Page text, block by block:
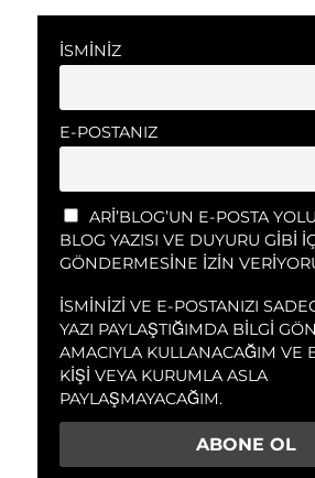
İSMINIZ
E-POSTANIZ
ARI’BLOG’UN E-POSTA
BLOG YAZISI VE DUYURU GIBI
GÖNDERMESINE IZIN
İSMINIZI VE E-POSTANIZI
YAZI PAYLAŞTIĞIMDA BILGI
AMACIYLA KULLANACAĞIM VE
KIŞI VEYA KURUMLA ASLA
PAYLAŞMAYACAĞIM.